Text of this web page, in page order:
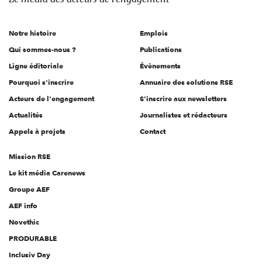
l'engagement
Notre histoire
Qui sommes-nous ?
Ligne éditoriale
Pourquoi s'inscrire
Acteurs de l'engagement
Actualités
Appels à projets
Emplois
Publications
Évènements
Annuaire des solutions RSE
S'inscrire aux newsletters
Journalistes et rédacteurs
Contact
Mission RSE
Le kit média Carenews
Groupe AEF
AEF info
Novethic
PRODURABLE
Inclusiv Day